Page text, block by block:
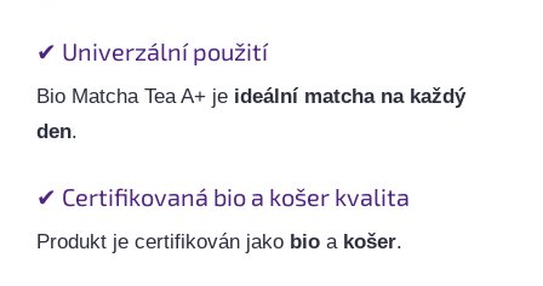
✔ Univerzální použití
Bio Matcha Tea A+ je ideální matcha na každý
den.
✔ Certifikovaná bio a košer kvalita
Produkt je certifikován jako bio a košer.